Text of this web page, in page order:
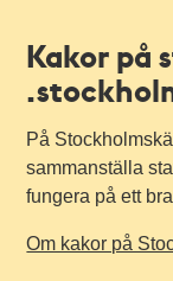
Kakor på
På
sammanställa
fungera på ett
Om kakor på